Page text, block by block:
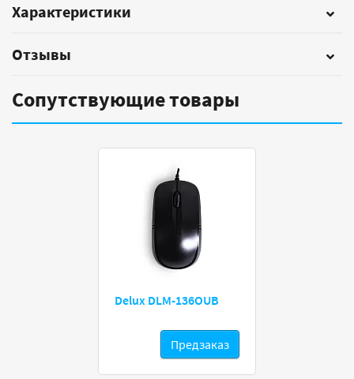
Характеристики
Отзывы
Сопутствующие товары
Delux DLM-136OUB
Предзаказ